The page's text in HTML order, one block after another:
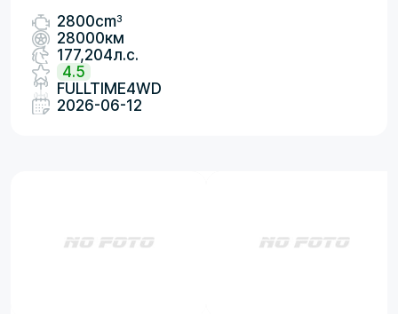
2800cm3
28000км
177,204л.с.
4.5
FULLTIME4WD
2026-06-12